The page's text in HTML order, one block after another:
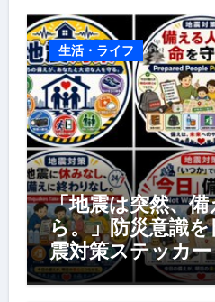
生活・ライフ
「地震は突然、
ら。」防災意識
震対策ステッカー